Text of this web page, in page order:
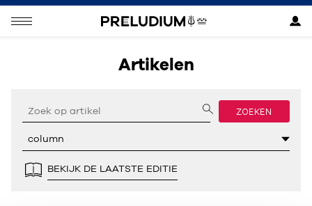
Artikelen
ZOEKEN
BEKIJK DE LAATSTE EDITIE